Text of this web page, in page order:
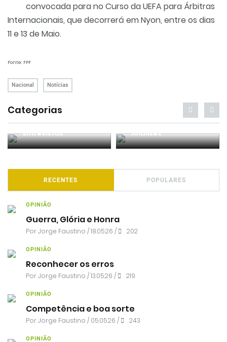
convocada para no Curso da UEFA para Árbitras
Internacionais, que decorrerá em Nyon, entre os dias
11 e 13 de Maio.
Fonte: FPF
Nacional Notícias
Categorias
Entrevistas Análises
RECENTES POPULARES
OPINIÃO
Guerra, Glória e Honra
PorJorge Faustino / 18.05.26 / 202
OPINIÃO
Reconhecer os erros
PorJorge Faustino / 13.05.26 / 219
OPINIÃO
Competência e boa sorte
PorJorge Faustino / 05.05.26 / 243
OPINIÃO